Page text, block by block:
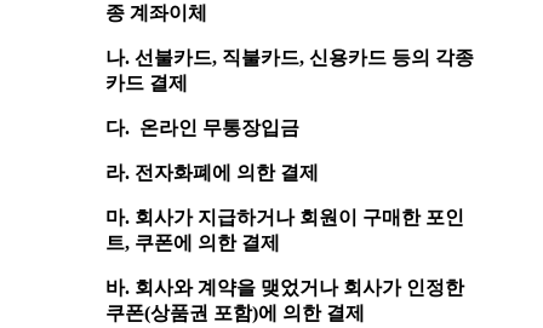
종 계좌이체
나. 선불카드, 직불카드, 신용카드 등의 각종
카드 결제
다. 온라인 무통장입금
라. 전자화폐에 의한 결제
마. 회사가 지급하거나 회원이 구매한 포인
트, 쿠폰에 의한 결제
바. 회사와 계약을 맺었거나 회사가 인정한
쿠폰(상품권 포함)에 의한 결제